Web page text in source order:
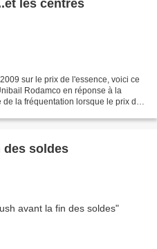
les centres
sur le prix de l'essence, voici ce
Rodamco en réponse à la
la fréquentation lorsque le prix de
des soldes